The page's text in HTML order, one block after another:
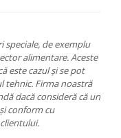
de exemplu
alimentare. Aceste
este cazul și se pot
tehnic. Firma noastră
dacă consideră că un
conform cu